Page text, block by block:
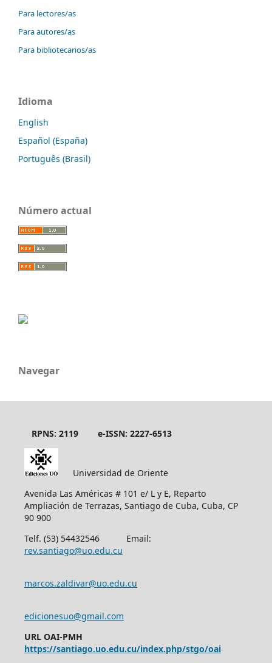
Para lectores/as
Para autores/as
Para bibliotecarios/as
Idioma
English
Español (España)
Português (Brasil)
Número actual
Navegar
RPNS: 2119 e-ISSN: 2227-6513
Universidad de Oriente
Avenida Las Américas # 101 e/ L y E, Reparto
Ampliación de Terrazas, Santiago de Cuba, Cuba, CP
90 900
Telf. (53) 54432546 Email:
rev.santiago@uo.edu.cu
marcos.zaldivar@uo.edu.cu
edicionesuo@gmail.com
URL OAI-PMH
https://santiago.uo.edu.cu/index.php/stgo/oai